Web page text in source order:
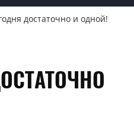
достаточно и одной!